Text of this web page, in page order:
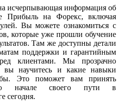
исчерпывающая информация об
Прибыль на Форекс, включая
Вы можете ознакомиться с
которые уже прошли обучение
Там же доступны детали
поддержки и гарантийным
клиентами. Мы прозрачно
вы научитесь и какие навыки
Это поможет вам принять
о начале своего пути в
сегодня.